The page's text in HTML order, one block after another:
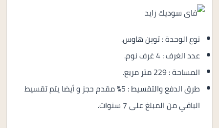
نوع الوحدة : توين هاوس.
عدد الغرف : 4 غرف نوم.
المساحة : 229 متر مربع.
طرق الدفع والتقسيط : 5% مقدم حجز و أيضا يتم تقسيط
الباقي من المبلغ على 7 سنوات.